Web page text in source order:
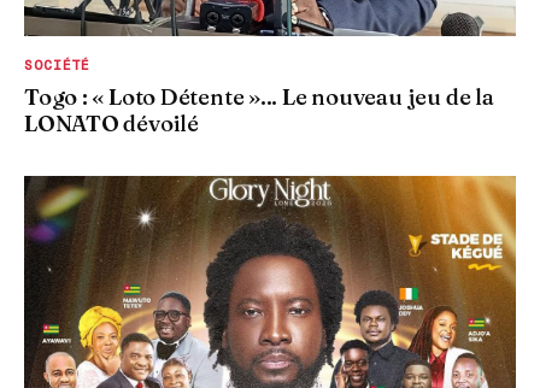
SOCIÉTÉ
Togo : « Loto Détente »... Le nouveau jeu de la
LONATO dévoilé